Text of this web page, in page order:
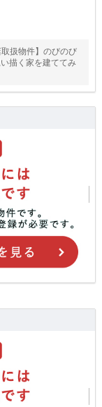
扱物件】のびのび
描く家を建ててみ